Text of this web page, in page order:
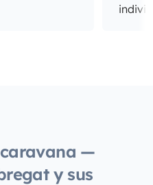
—
y sus